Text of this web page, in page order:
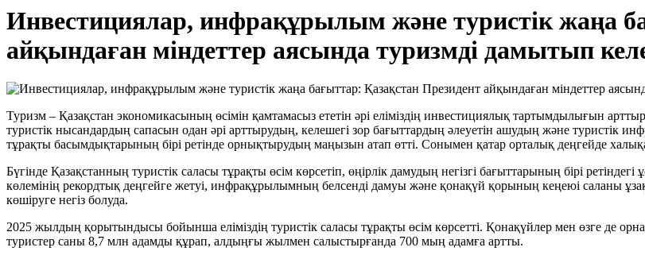
Инвестициялар, инфрақұрылым және туристік жаңа
айқындаған міндеттер аясында туризмді дамытып
Туризм – Қазақстан экономикасының өсімін қамтамасыз ететін әрі еліміздің инвестициялық тартымдылығын
туристік нысандардың сапасын одан әрі арттырудың, келешегі зор бағыттардың әлеуетін ашудың және туристік
тұрақты басымдықтарының бірі ретінде орнықтырудың маңызын атап өтті. Сонымен қатар орталық деңгейде
Бүгінде Қазақстанның туристік саласы тұрақты өсім көрсетіп, өңірлік дамудың негізгі бағыттарының бірі
көлемінің рекордтық деңгейге жетуі, инфрақұрылымның белсенді дамуы және қонақүй қорының кеңеюі саланы
көшіруге негіз болуда.
2025 жылдың қорытындысы бойынша еліміздің туристік саласы тұрақты өсім көрсетті. Қонақүйлер мен өзге де
туристер саны 8,7 млн адамды құрап, алдыңғы жылмен салыстырғанда 700 мың адамға артты.